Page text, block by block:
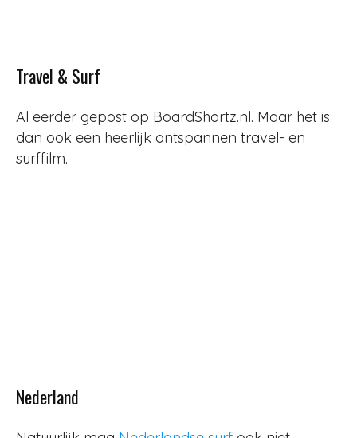
Travel & Surf
Al eerder gepost op BoardShortz.nl. Maar het is
dan ook een heerlijk ontspannen travel- en
surffilm.
Nederland